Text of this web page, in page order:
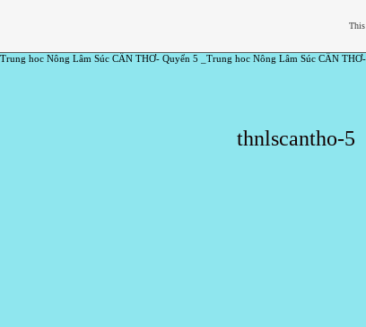
Trung hoc Nông Lâm Súc CẦN THƠ- Quyển 5 _Trung hoc Nông Lâm Súc CẦN
thnlscantho-5
This